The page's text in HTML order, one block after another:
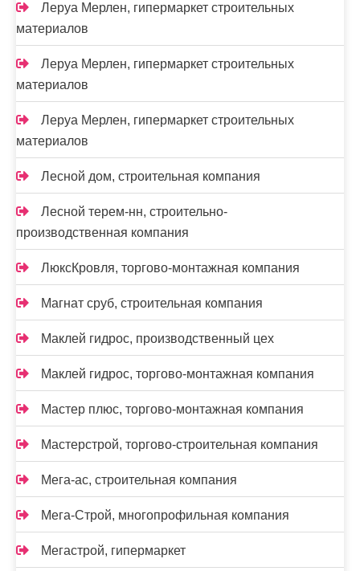
Леруа Мерлен, гипермаркет строительных
материалов
Леруа Мерлен, гипермаркет строительных
материалов
Леруа Мерлен, гипермаркет строительных
материалов
Лесной дом, строительная компания
Лесной терем-нн, строительно-
производственная компания
ЛюксКровля, торгово-монтажная компания
Магнат сруб, строительная компания
Маклей гидрос, производственный цех
Маклей гидрос, торгово-монтажная компания
Мастер плюс, торгово-монтажная компания
Мастерстрой, торгово-строительная компания
Мега-ас, строительная компания
Мега-Строй, многопрофильная компания
Мегастрой, гипермаркет